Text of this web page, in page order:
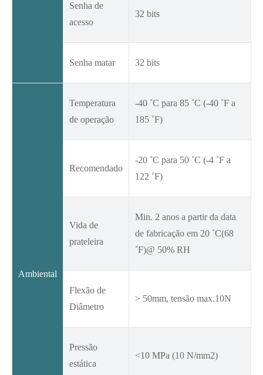
Senha de
acesso
32 bits
Senha matar 32 bits
Ambiental
Temperatura
de operação
-40 ˚C para 85 ˚C (-40 ˚F a
185 ˚F)
Recomendado
-20 ˚C para 50 ˚C (-4 ˚F a
122 ˚F)
Vida de
prateleira
Min. 2 anos a partir da data
de fabricação em 20 ˚C(68
˚F)@ 50% RH
Flexão de
Diâmetro
> 50mm, tensão max.10N
Pressão
estática
<10 MPa (10 N/mm2)